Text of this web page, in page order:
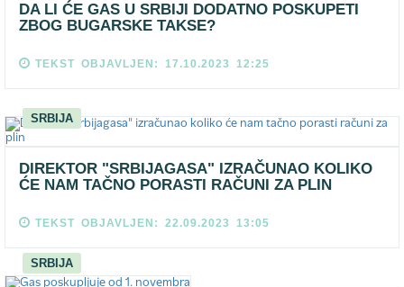
DA LI ĆE GAS U SRBIJI DODATNO POSKUPETI
ZBOG BUGARSKE TAKSE?
TEKST OBJAVLJEN: 17.10.2023 12:25
SRBIJA
DIREKTOR "SRBIJAGASA" IZRAČUNAO KOLIKO
ĆE NAM TAČNO PORASTI RAČUNI ZA PLIN
TEKST OBJAVLJEN: 22.09.2023 13:05
SRBIJA